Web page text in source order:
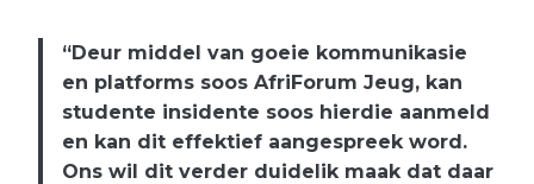
“Deur middel van goeie kommunikasie
en platforms soos AfriForum Jeug, kan
studente insidente soos hierdie aanmeld
en kan dit effektief aangespreek word.
Ons wil dit verder duidelik maak dat daar